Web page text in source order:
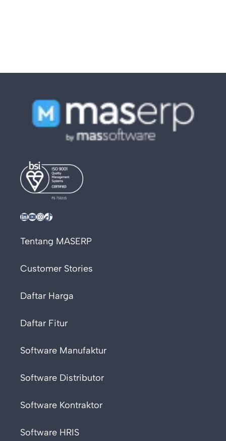
LinkedIn YouTube InstagramTikTok
Tentang MASERP
Customer Stories
Daftar Harga
Daftar Fitur
Software Manufaktur
Software Distributor
Software Kontraktor
Software HRIS